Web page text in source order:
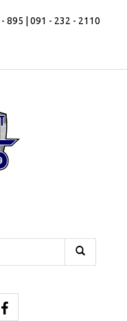
895 | 091 - 232 - 2110